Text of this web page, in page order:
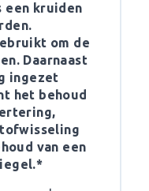
een kruiden
om de
Daarnaast
ingezet
het behoud
van een